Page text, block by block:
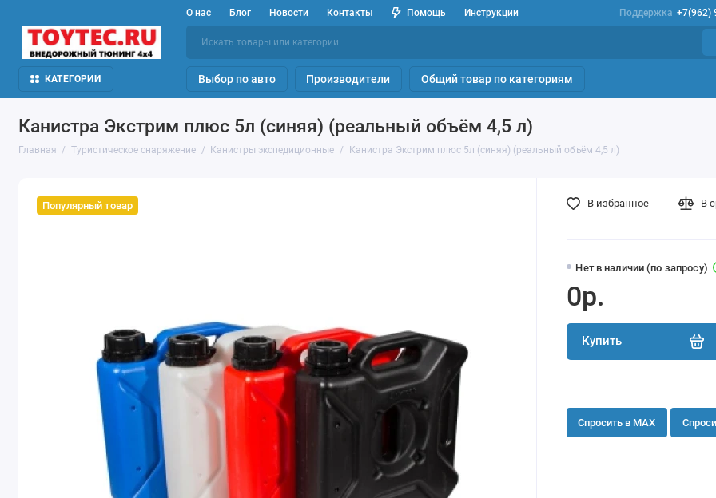
О нас Блог Новости Контакты Помощь Инструкции Поддержка +7(962)
КАТЕГОРИИ Выбор по авто Производители Общий товар по категориям
Канистра Экстрим плюс 5л (синяя) (реальный объём 4,5 л)
Главная Туристическое снаряжение Канистры экспедиционные Канистра Экстрим плюс 5л (синяя) (реальный объём 4,5 л)
Популярный товар
Нет в наличии (по запросу)
0р.
Купить
В избранное В
Спросить в MAX